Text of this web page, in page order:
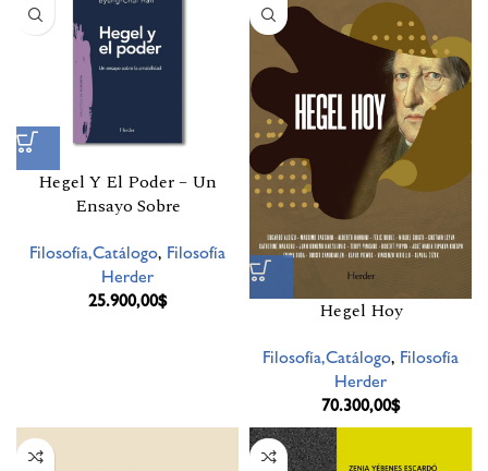
Hegel Y El Poder – Un
Ensayo Sobre
Filosofía,Catálogo, Filosofía
Herder
25.900,00$ Hegel Hoy
Filosofía,Catálogo, Filosofía
Herder
70.300,00$